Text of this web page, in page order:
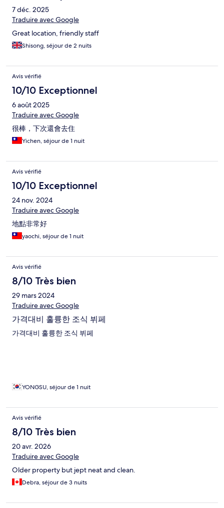
7 déc. 2025
Traduire avec Google
Great location, friendly staff
Shisong, séjour de 2 nuits
Avis vérifié
10/10 Exceptionnel
6 août 2025
Traduire avec Google
很棒，下次還會去住
Yichen, séjour de 1 nuit
Avis vérifié
10/10 Exceptionnel
24 nov. 2024
Traduire avec Google
地點非常好
yaochi, séjour de 1 nuit
Avis vérifié
8/10 Très bien
29 mars 2024
Traduire avec Google
가격대비 훌륭한 조식 뷔페
가격대비 훌륭한 조식 뷔페
YONGSU, séjour de 1 nuit
Avis vérifié
8/10 Très bien
20 avr. 2026
Traduire avec Google
Older property but jept neat and clean.
Debra, séjour de 3 nuits